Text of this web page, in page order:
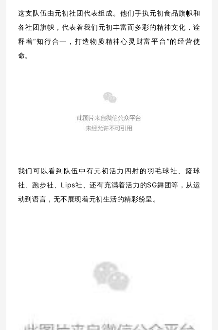
这支队伍由元初社团代表组成。他们手执元初食品旗帜和
各社团旗帜，代表着我们元初丰富而多彩的精神文化，诠
释着“知行合一，打造物质精神心灵财富平台”的经营使
命。
我们可以看到队伍中有元初活力四射的羽毛球社、篮球
社、跑步社、Lips社、还有充满着活力的SG舞团等，从运
动到语言，无不展现着元初生活的精彩纷呈。